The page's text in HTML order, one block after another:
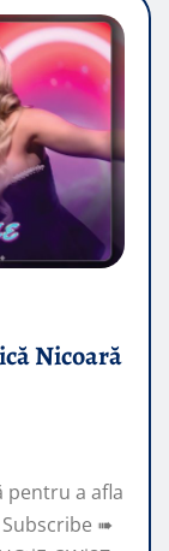
Nicoară
pentru a afla
Subscribe ➠